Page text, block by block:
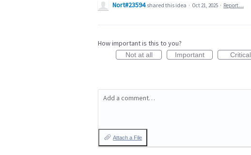
Nort#23594 shared this idea · Oct 21, 2025 · Report…
How important is this to you?
Not at all Important Critical
Add a comment…
Attach a File